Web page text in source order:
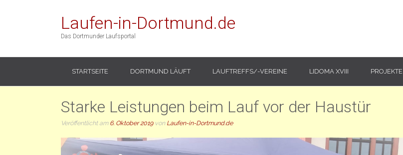
Laufen-in-Dortmund.de
Das Dortmunder Laufsportal
STARTSEITE DORTMUND LÄUFT LAUFTREFFS/-VEREINE LIDOMA XVIII PROJEKTE
Starke Leistungen beim Lauf vor der Haustür
Veröffentlicht am 6. Oktober 2019von Laufen-in-Dortmund.de